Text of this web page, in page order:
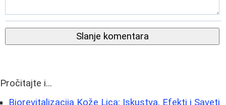
Slanje komentara
Pročitajte i...
Biorevitalizacija Kože Lica: Iskustva, Efekti i Saveti